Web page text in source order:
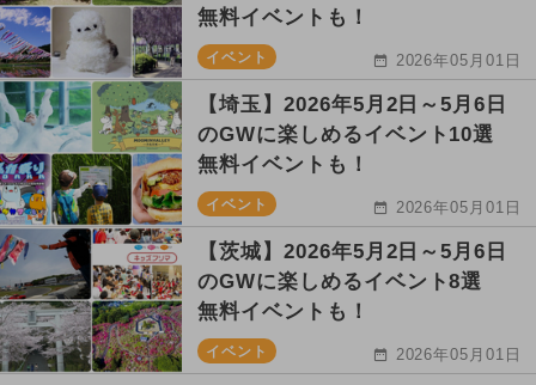
無料イベントも！
イベント 2026年05月01日
【埼玉】2026年5月2日～5月6日
のGWに楽しめるイベント10選
無料イベントも！
イベント 2026年05月01日
【茨城】2026年5月2日～5月6日
のGWに楽しめるイベント8選
無料イベントも！
イベント 2026年05月01日